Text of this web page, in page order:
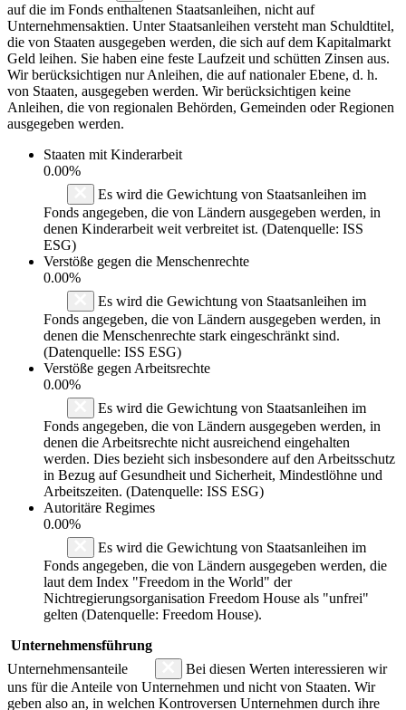
auf die im Fonds enthaltenen Staatsanleihen, nicht auf
Unternehmensaktien. Unter Staatsanleihen versteht man Schuldtitel,
die von Staaten ausgegeben werden, die sich auf dem Kapitalmarkt
Geld leihen. Sie haben eine feste Laufzeit und schütten Zinsen aus.
Wir berücksichtigen nur Anleihen, die auf nationaler Ebene, d. h.
von Staaten, ausgegeben werden. Wir berücksichtigen keine
Anleihen, die von regionalen Behörden, Gemeinden oder Regionen
ausgegeben werden.
Staaten mit Kinderarbeit
0.00%
Es wird die Gewichtung von Staatsanleihen im
Fonds angegeben, die von Ländern ausgegeben werden, in
denen Kinderarbeit weit verbreitet ist. (Datenquelle: ISS
ESG)
Verstöße gegen die Menschenrechte
0.00%
Es wird die Gewichtung von Staatsanleihen im
Fonds angegeben, die von Ländern ausgegeben werden, in
denen die Menschenrechte stark eingeschränkt sind.
(Datenquelle: ISS ESG)
Verstöße gegen Arbeitsrechte
0.00%
Es wird die Gewichtung von Staatsanleihen im
Fonds angegeben, die von Ländern ausgegeben werden, in
denen die Arbeitsrechte nicht ausreichend eingehalten
werden. Dies bezieht sich insbesondere auf den Arbeitsschutz
in Bezug auf Gesundheit und Sicherheit, Mindestlöhne und
Arbeitszeiten. (Datenquelle: ISS ESG)
Autoritäre Regimes
0.00%
Es wird die Gewichtung von Staatsanleihen im
Fonds angegeben, die von Ländern ausgegeben werden, die
laut dem Index "Freedom in the World" der
Nichtregierungsorganisation Freedom House als "unfrei"
gelten (Datenquelle: Freedom House).
Unternehmensführung
Unternehmensanteile
Bei diesen Werten interessieren wir
uns für die Anteile von Unternehmen und nicht von Staaten. Wir
geben also an, in welchen Kontroversen Unternehmen durch ihre